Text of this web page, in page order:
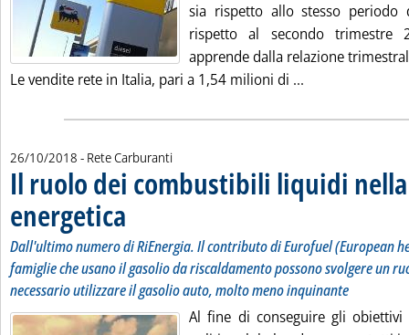
sia rispetto allo stesso periodo
rispetto al secondo trimestre
apprende dalla relazione
Le vendite rete in Italia, pari a 1,54 milioni di ...
26/10/2018 - Rete Carburanti
Il ruolo dei combustibili liquidi
energetica . Sottotitolo: Dall'ultimo numero di RiEnergia. Il contributo di
. Pubblicata venerdì 26 ottobre 2018 alle 10.58.
Dall'ultimo numero di RiEnergia. Il contributo di Eurofuel (European
famiglie che usano il gasolio da riscaldamento possono svolgere un
necessario utilizzare il gasolio auto, molto meno inquinante
Al fine di conseguire gli